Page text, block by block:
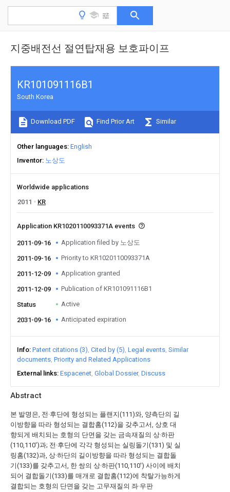
지중배전선 절연탑재용 보호파이프
Abstract
본 발명은, 전·후단에 형성되는 플랜지(111)와, 양측단의 길
이방향을 따라 형성되는 결합홈(112)을 갖추고서, 상호 대
향되게 배치되는 호형의 단면을 갖는 금속재질의 상·하판
(110,110')과; 전·후단에 각각 형성되는 실링돌기(131) 및 실
링홈(132)과, 상·하단의 길이방향을 따라 형성되는 결합돌
기(133)를 갖추고서, 한 쌍의 상·하판(110,110') 사이에 배치
되어 결합돌기(133)를 매개로 결합홈(112)에 착탈가능하게
결합되는 호형의 단면을 갖는 고무재질의 좌·우판
KR101091116B1
South Korea
Download PDF Find Prior Art Similar
Other languages English
Inventor 노상도
Worldwide applications
2011
KR
Application KR1020110093371A events
2011-09-16 Application filed by 노상도
2011-09-16 Priority to KR1020110093371A
2011-12-09 Application granted
2011-12-09 Publication of KR101091116B1
Status Active
2031-09-16 Anticipated expiration
Info Patent citations (3) Cited by (5) Legal events Similar
documents Priority and Related Applications
External links Espacenet Global Dossier Discuss